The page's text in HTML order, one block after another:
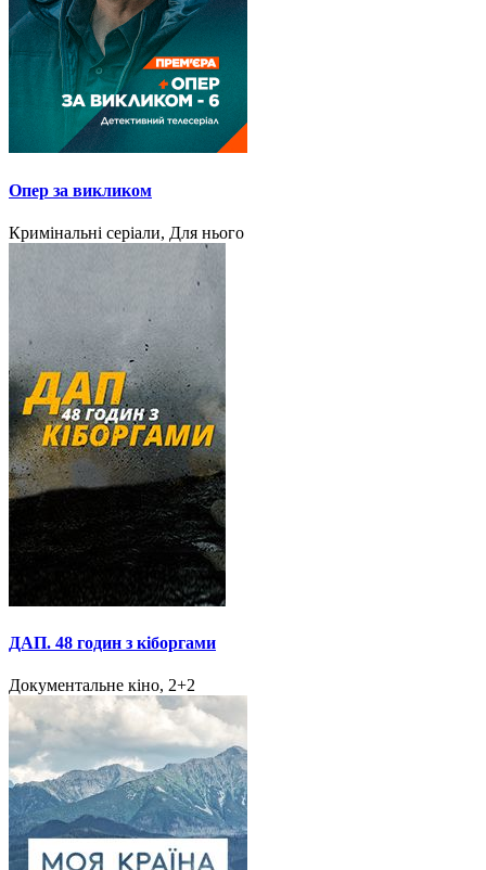
Опер за викликом
Кримінальні серіали, Для нього
ДАП. 48 годин з кіборгами
Документальне кіно, 2+2